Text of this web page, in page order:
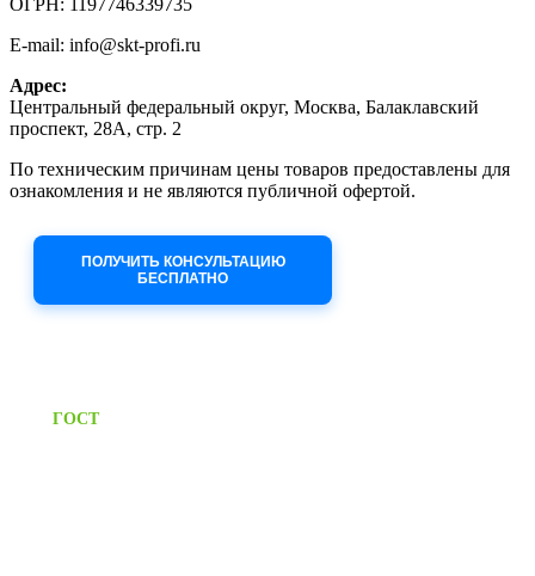
ОГРН: 1197746339735
E-mail: info@skt-profi.ru
Адрес:
Центральный федеральный округ, Москва, Балаклавский
проспект, 28А, стр. 2
По техническим причинам цены товаров предоставлены для
ознакомления и не являются публичной офертой.
ПОЛУЧИТЬ КОНСУЛЬТАЦИЮ
БЕСПЛАТНО
ГОСТПредоставляем паспорт